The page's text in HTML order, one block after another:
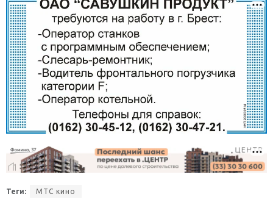
Теги: МТС кино